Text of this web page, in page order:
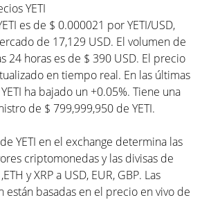
YETI
es de $ 0.000021 por YETI/USD,
de 17,129 USD. El volumen de
24 horas es de $ 390 USD. El precio
en tiempo real. En las últimas
ha bajado un +0.05%. Tiene una
de $ 799,999,950 de YETI.
YETI en el exchange determina las
criptomonedas y las divisas de
y XRP a USD, EUR, GBP. Las
están basadas en el precio en vivo de